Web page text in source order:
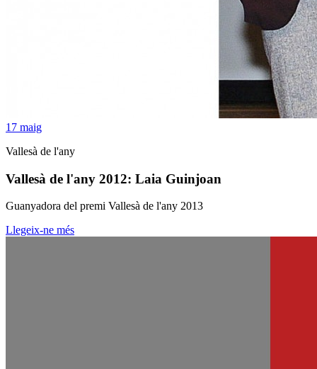
17 maig
Vallesà de l'any
Vallesà de l'any 2012: Laia Guinjoan
Guanyadora del premi Vallesà de l'any 2013
Llegeix-ne més